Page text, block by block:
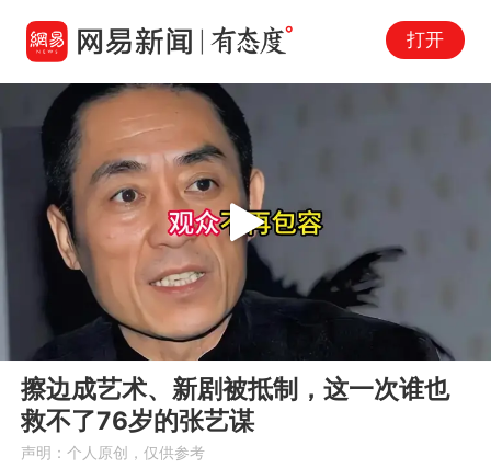
打开
00:00
Play
擦边成艺术、新剧被抵制，这一次谁也
救不了76岁的张艺谋
声明：个人原创，仅供参考